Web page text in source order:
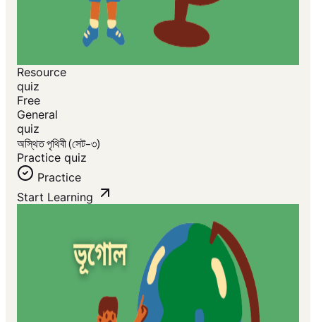
Resource
quiz
Free
General
quiz
অস্থিত পৃথিবী (সেট-৩)
Practice quiz
Practice
Start Learning